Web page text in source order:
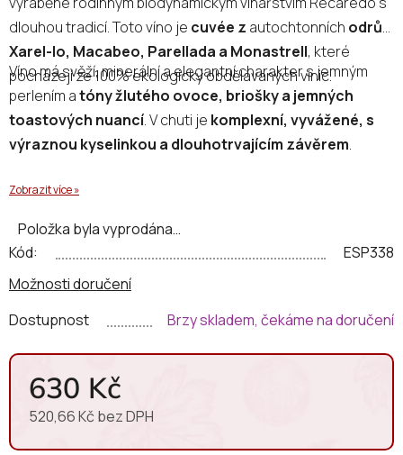
dlouhou tradicí. Toto víno je cuvée z autochtonních odrůd
Xarel-lo, Macabeo, Parellada a Monastrell, které
pocházejí ze 100% ekologicky obdělávaných vinic.
Víno má svěží, minerální a elegantní charakter s jemným
perlením atóny žlutého ovoce, briošky a jemných
toastových nuancí. V chuti je komplexní, vyvážené, s
výraznou kyselinkou a dlouhotrvajícím závěrem.
Zobrazit více »
Položka byla vyprodána…
Dostupnost Brzy skladem, čekáme na doručení
Možnosti doručení
Kód: ESP338
630 Kč
520,66 Kč bez DPH
Měrná cena: